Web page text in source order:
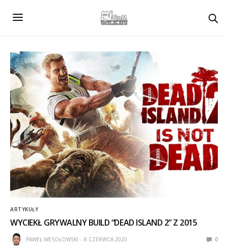
ARTYKUŁY
WYCIEKŁ GRYWALNY BUILD “DEAD ISLAND 2” Z 2015
PAWEŁ WESOŁOWSKI 8 CZERWCA 2020 0